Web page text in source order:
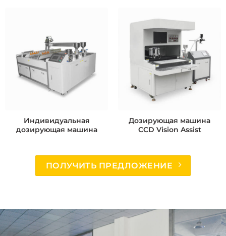
Индивидуальная
дозирующая машина
Дозирующая машина
CCD Vision Assist
ПОЛУЧИТЬ ПРЕДЛОЖЕНИЕ